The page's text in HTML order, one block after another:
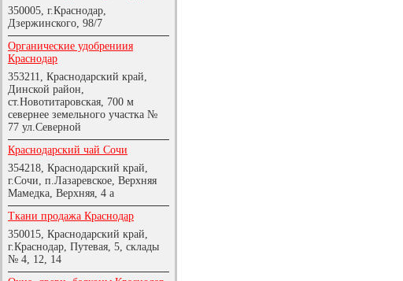
350005, г.Краснодар,
Дзержинского, 98/7
Органические удобрениия
Краснодар
353211, Краснодарский край,
Динской район,
ст.Новотитаровская, 700 м
севернее земельного участка №
77 ул.Северной
Краснодарский чай Сочи
354218, Краснодарский край,
г.Сочи, п.Лазаревское, Верхняя
Мамедка, Верхняя, 4 а
Ткани продажа Краснодар
350015, Краснодарский край,
г.Краснодар, Путевая, 5, склады
№ 4, 12, 14